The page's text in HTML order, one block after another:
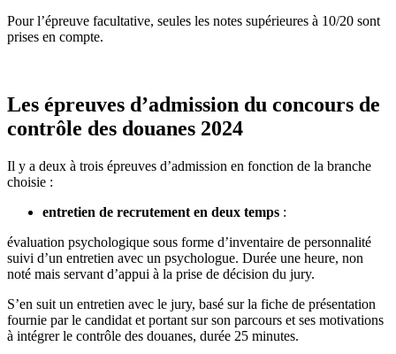
Pour l’épreuve facultative, seules les notes supérieures à 10/20 sont
prises en compte.
Les épreuves d’admission du concours de
contrôle des douanes 2024
Il y a deux à trois épreuves d’admission en fonction de la branche
choisie :
entretien de recrutement en deux temps :
évaluation psychologique sous forme d’inventaire de personnalité
suivi d’un entretien avec un psychologue. Durée une heure, non
noté mais servant d’appui à la prise de décision du jury.
S’en suit un entretien avec le jury, basé sur la fiche de présentation
fournie par le candidat et portant sur son parcours et ses motivations
à intégrer le contrôle des douanes, durée 25 minutes.